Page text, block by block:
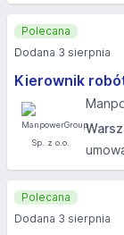
Kierownik
Polecana
Dodana 3 sierpnia
Polecana
Dodana 3 sierpnia